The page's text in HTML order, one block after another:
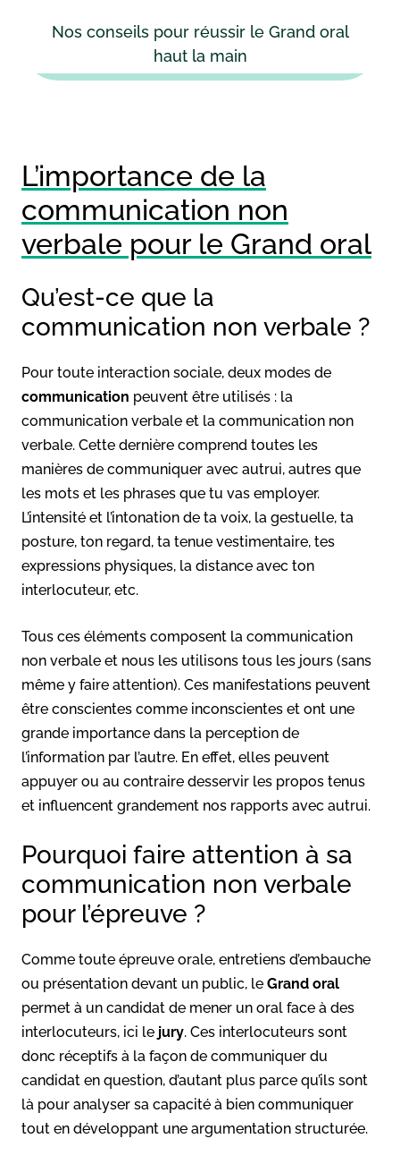
Nos conseils pour réussir le Grand oral
haut la main
L’importance de la
communication non
verbale pour le Grand oral
Qu’est-ce que la
communication non verbale ?
Pour toute interaction sociale, deux modes de
communication peuvent être utilisés : la
communication verbale et la communication non
verbale. Cette dernière comprend toutes les
manières de communiquer avec autrui, autres que
les mots et les phrases que tu vas employer.
L’intensité et l’intonation de ta voix, la gestuelle, ta
posture, ton regard, ta tenue vestimentaire, tes
expressions physiques, la distance avec ton
interlocuteur, etc.
Tous ces éléments composent la communication
non verbale et nous les utilisons tous les jours (sans
même y faire attention). Ces manifestations peuvent
être conscientes comme inconscientes et ont une
grande importance dans la perception de
l’information par l’autre. En effet, elles peuvent
appuyer ou au contraire desservir les propos tenus
et influencent grandement nos rapports avec autrui.
Pourquoi faire attention à sa
communication non verbale
pour l’épreuve ?
Comme toute épreuve orale, entretiens d’embauche
ou présentation devant un public, le Grand oral
permet à un candidat de mener un oral face à des
interlocuteurs, ici le jury. Ces interlocuteurs sont
donc réceptifs à la façon de communiquer du
candidat en question, d’autant plus parce qu’ils sont
là pour analyser sa capacité à bien communiquer
tout en développant une argumentation structurée.